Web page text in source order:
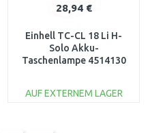
28,94 €
Einhell TC-CL 18 Li H-
Solo Akku-
Taschenlampe 4514130
AUF EXTERNEM LAGER